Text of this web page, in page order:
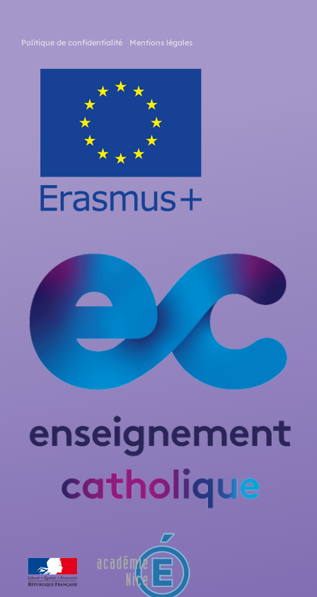
Politique de confidentialité Mentions légales